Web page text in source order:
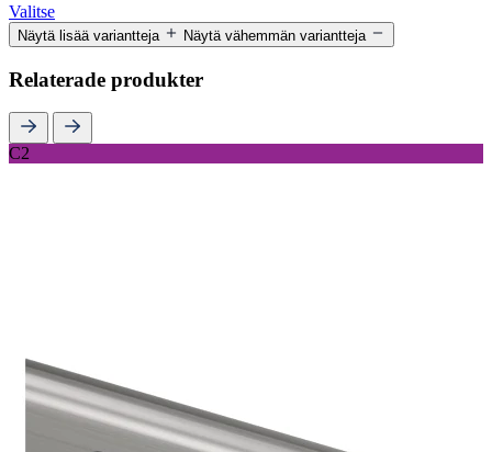
Valitse
Näytä lisää variantteja Näytä vähemmän variantteja
Relaterade produkter
C2